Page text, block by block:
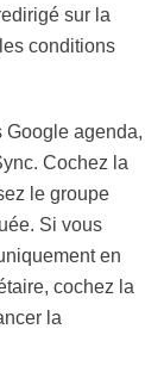
sur la
conditions
Google agenda,
Cochez la
le groupe
Si vous
en
cochez la
la